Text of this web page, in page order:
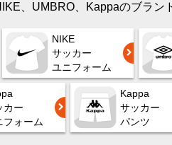
、UMBRO、Kappaのブラン
NIKE
サッカー
ユニフォーム
カー
フォーム
Kappa
サッカー
パンツ